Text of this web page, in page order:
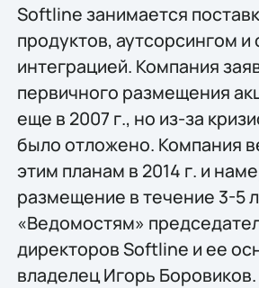
Softline занимается
продуктов, аутсорсингом и
интеграцией. Компания
первичного размещения
еще в 2007 г., но из-за
было отложено. Компания
этим планам в 2014 г. и
размещение в течение 3-5
«Ведомостям»
директоров Softline и ее
владелец Игорь Боровиков.